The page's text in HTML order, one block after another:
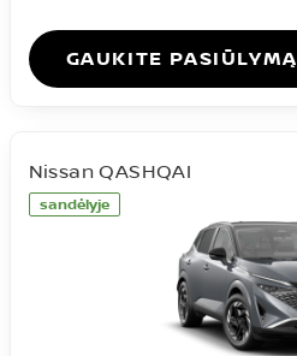
GAUKITE PASIŪLYMĄ
sandėlyje
Nissan QASHQAI